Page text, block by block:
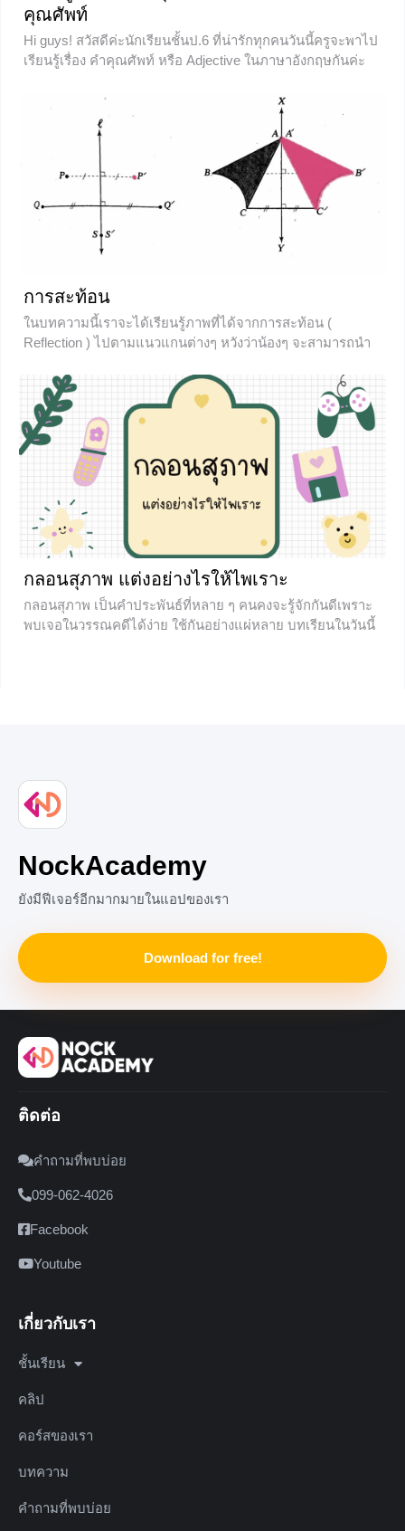
คุณศัพท์
Hi guys! สวัสดีค่ะนักเรียนชั้นป.6 ที่น่ารักทุกคนวันนี้ครูจะพาไป
เรียนรู้เรื่อง คำคุณศัพท์ หรือ Adjective ในภาษาอังกฤษกันค่ะ
Adjective มีตัวย่อคือ Adj. ทำหน้าที่ขยายคำนามหรือสรรพนาม
ที่อยู่ในประโยค คำนามหรือสรรพนาม ณ ที่นี้ ก็คือ คน สัตว์
สิ่งของ สถานที่
0
การสะท้อน
ในบทความนี้เราจะได้เรียนรู้ภาพที่ได้จากการสะท้อน (
Reflection ) ไปตามแนวแกนต่างๆ หวังว่าน้องๆ จะสามารถนำ
ชีวิตประจำวันได้อย่างแท้จริง
+3
กลอนสุภาพ แต่งอย่างไรให้ไพเราะ
กลอนสุภาพ เป็นคำประพันธ์ที่หลาย ๆ คนคงจะรู้จักกันดีเพราะ
พบเจอในวรรณคดีได้ง่าย ใช้กันอย่างแผ่หลาย บทเรียนในวันนี้
NockAcademy
ยังมีฟีเจอร์อีกมากมายในแอปของเรา
Download for free!
ติดต่อ
คำถามที่พบบ่อย
099-062-4026
Facebook
Youtube
เกี่ยวกับเรา
ชั้นเรียน
คลิป
คอร์สของเรา
บทความ
คำถามที่พบบ่อย